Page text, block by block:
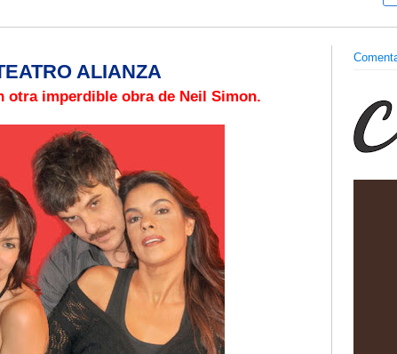
ALIANZA
otra imperdible obra de Neil Simon.